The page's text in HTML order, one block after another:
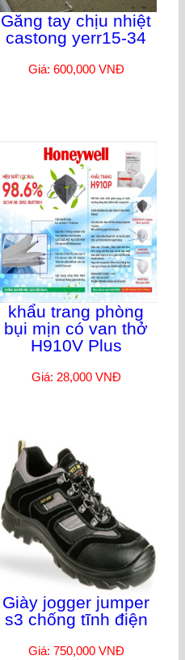
Găng tay chịu nhiệt
castong yerr15-34
Giá: 600,000 VNĐ
khẩu trang phòng
bụi mịn có van thở
H910V Plus
Giá: 28,000 VNĐ
Giày jogger jumper
s3 chống tĩnh điện
Giá: 750,000 VNĐ